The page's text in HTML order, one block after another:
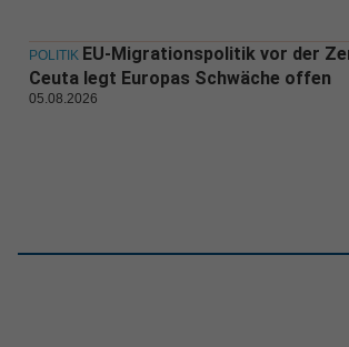
POLITIK EU-Migrationspolitik vor der
Ceuta legt Europas Schwäche offen
05.08.2026